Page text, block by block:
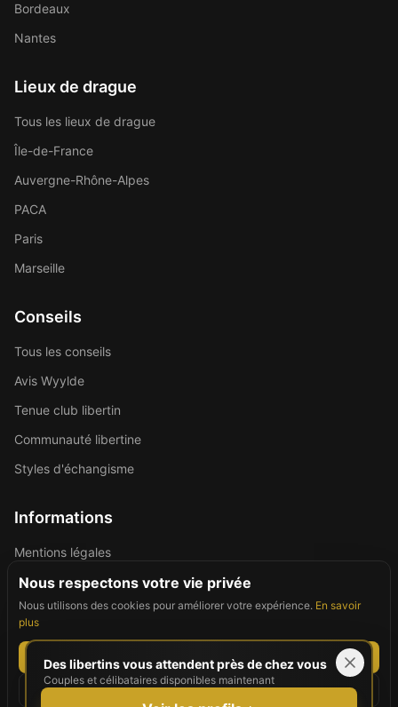
Bordeaux
Nantes
Lieux de drague
Tous les lieux de drague
Île-de-France
Auvergne-Rhône-Alpes
PACA
Paris
Marseille
Conseils
Tous les conseils
Avis Wyylde
Tenue club libertin
Communauté libertine
Styles d'échangisme
Informations
Mentions légales
Politique de confidentialité
Contact
©2026For Good People. Tous droits réservés.
Nous respectons votre vie privée
Nous utilisons des cookies pour améliorer votre expérience. En savoir
plus
Tout accepter
Tout refuser
Des libertins vous attendent près de chez vous
Couples et célibataires disponibles maintenant